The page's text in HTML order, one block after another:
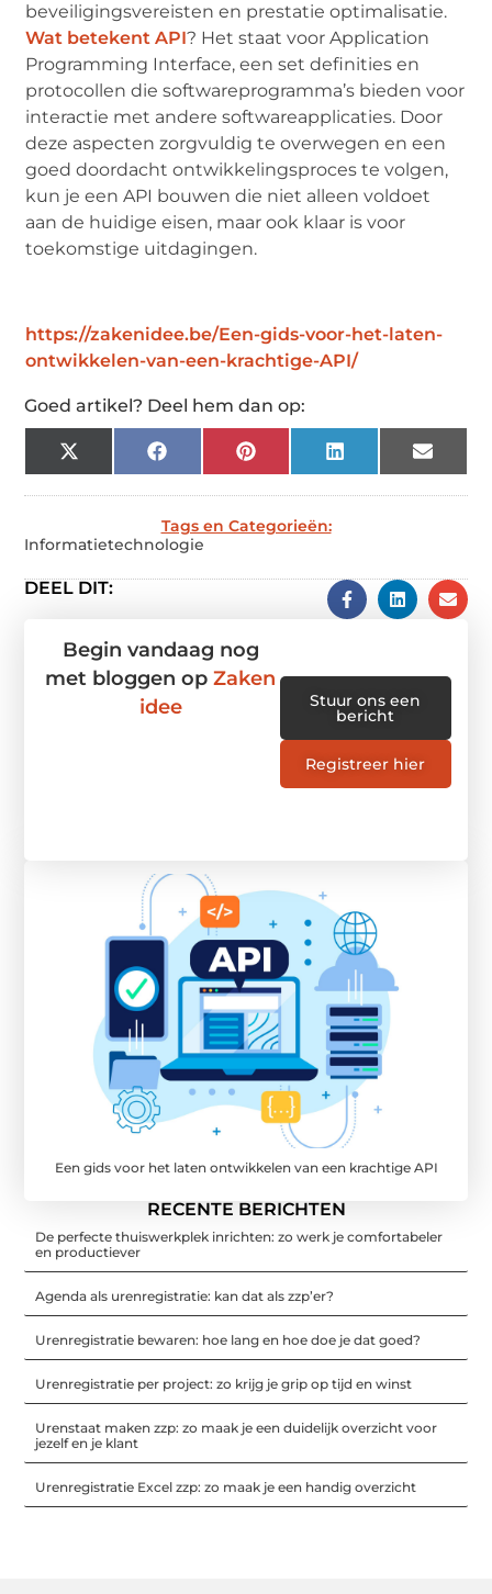
beveiligingsvereisten en prestatie optimalisatie.
Wat betekent API? Het staat voor Application
Programming Interface, een set definities en
protocollen die softwareprogramma’s bieden voor
interactie met andere softwareapplicaties. Door
deze aspecten zorgvuldig te overwegen en een
goed doordacht ontwikkelingsproces te volgen,
kun je een API bouwen die niet alleen voldoet
aan de huidige eisen, maar ook klaar is voor
toekomstige uitdagingen.
https://zakenidee.be/Een-gids-voor-het-laten-
ontwikkelen-van-een-krachtige-API/
Goed artikel? Deel hem dan op:
X
(Twitter)
FacebookPinterestLinkedIn Email
Tags en Categorieën:
Informatietechnologie
DEEL DIT:
Een gids voor het laten ontwikkelen van een krachtige API
RECENTE BERICHTEN
De perfecte thuiswerkplek inrichten: zo werk je comfortabeler
en productiever
Agenda als urenregistratie: kan dat als zzp’er?
Urenregistratie bewaren: hoe lang en hoe doe je dat goed?
Urenregistratie per project: zo krijg je grip op tijd en winst
Urenstaat maken zzp: zo maak je een duidelijk overzicht voor
jezelf en je klant
Urenregistratie Excel zzp: zo maak je een handig overzicht
Begin vandaag nog
met bloggen opZaken
idee
Stuur ons een
bericht
Registreer hier